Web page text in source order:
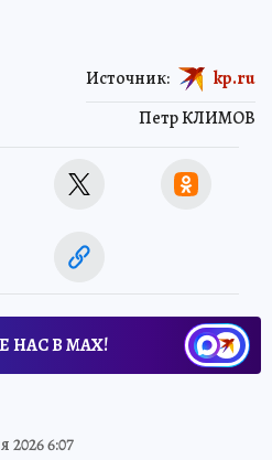
Петр КЛИМОВ
Источник: kp.ru
НАС В МАХ!
2026 6:07